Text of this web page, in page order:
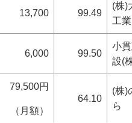
13,700 99.49
(株)
工業
6,000 99.50
小
設(
79,500円
（月額）
64.10
(株)
ら